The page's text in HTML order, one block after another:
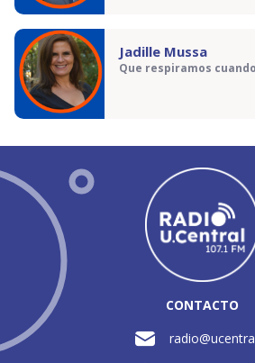
Jadille Mussa
Que respiramos
CONTACTO